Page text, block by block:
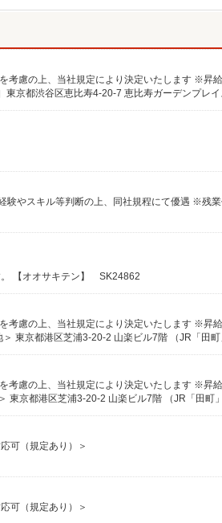
。 【オオサキテン】 SK24862
可（規定あり）＞
可（規定あり）＞